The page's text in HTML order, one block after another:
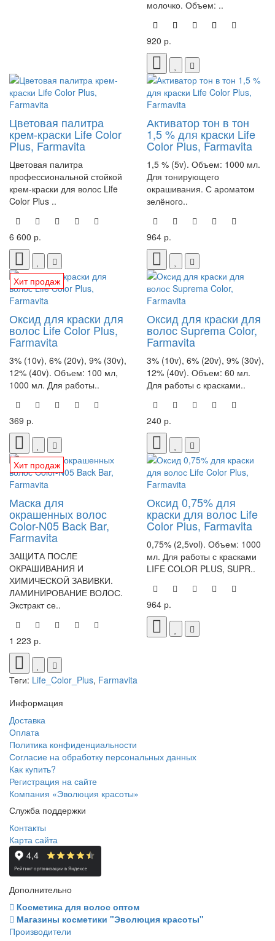
молочко. Объем: ..
920 р.
Цветовая палитра
крем-краски Life Color
Plus, Farmavita
Цветовая палитра
профессиональной стойкой
крем-краски для волос Life
Color Plus ..
6 600 р.
Активатор тон в тон
1,5 % для краски Life
Color Plus, Farmavita
1,5 % (5v). Объем: 1000 мл.
Для тонирующего
окрашивания. С ароматом
зелёного..
964 р.
Хит продаж
Оксид для краски для
волос Life Color Plus,
Farmavita
3% (10v), 6% (20v), 9% (30v),
12% (40v). Объем: 100 мл,
1000 мл. Для работы..
369 р.
Оксид для краски для
волос Suprema Color,
Farmavita
3% (10v), 6% (20v), 9% (30v),
12% (40v). Объем: 60 мл.
Для работы с красками..
240 р.
Хит продаж
Маска для
окрашенных волос
Color-N05 Back Bar,
Farmavita
ЗАЩИТА ПОСЛЕ
ОКРАШИВАНИЯ И
ХИМИЧЕСКОЙ ЗАВИВКИ.
ЛАМИНИРОВАНИЕ ВОЛОС.
Экстракт се..
1 223 р.
Оксид 0,75% для
краски для волос Life
Color Plus, Farmavita
0,75% (2,5vol). Объем: 1000
мл. Для работы с красками
LIFE COLOR PLUS, SUPR..
964 р.
Теги: Life_Color_Plus, Farmavita
Информация
Доставка
Оплата
Политика конфиденциальности
Согласие на обработку персональных данных
Как купить?
Регистрация на сайте
Компания «Эволюция красоты»
Служба поддержки
Контакты
Карта сайта
Дополнительно
Косметика для волос оптом
Магазины косметики "Эволюция красоты"
Производители